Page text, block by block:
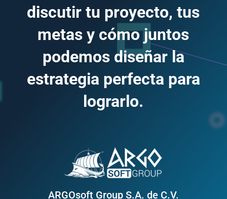
discutir tu proyecto, tus
metas y cómo juntos
podemos diseñar la
estrategia perfecta para
lograrlo.
ARGOsoft Group S.A. de C.V.